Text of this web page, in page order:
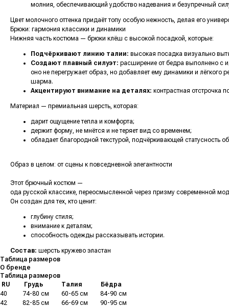
молния, обеспечивающий удобство надевания и безупречный
Цвет молочного оттенка придаёт топу особую нежность, делая его
Брюки: гармония классики и динамики
Нижняя часть костюма — брюки клёш с высокой посадкой, которые:
Подчёркивают линию талии: высокая посадка визуально
Создают плавный силуэт: расширение от бедра выполнено с
оно не перегружает образ, но добавляет ему динамики и лёгкого
шарма.
Акцентируют внимание на деталях: контрастная отстрочка
Материал — премиальная шерсть, которая:
дарит ощущение тепла и комфорта;
держит форму, не мнётся и не теряет вид со временем;
обладает благородной текстурой, подчёркивающей статусность
Образ в целом: от сцены к повседневной элегантности
Этот брючный костюм —
ода русской классике, переосмысленной через призму современной
Он создан для тех, кто ценит:
глубину стиля;
внимание к деталям;
способность одежды рассказывать истории.
Состав: шерсть кружево эластан
Таблица размеров
О бренде
Таблица размеров
RU Грудь Талия
Бёдра
40
74-80 см 60-65 см
84-90 см
42
82-85 см 66-69 см
90-95 см